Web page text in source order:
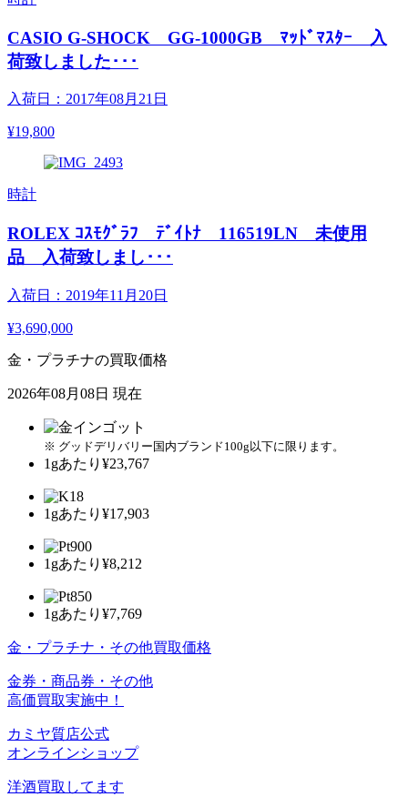
CASIO G-SHOCK GG-1000GB ﾏｯﾄﾞﾏｽﾀｰ 入
荷致しました･･･
入荷日：2017年08月21日
¥19,800
時計
ROLEX ｺｽﾓｸﾞﾗﾌ ﾃﾞｲﾄﾅ 116519LN 未使用
品 入荷致しまし･･･
入荷日：2019年11月20日
¥3,690,000
金・プラチナの買取価格
2026年08月08日 現在
※ グッドデリバリー国内ブランド100g以下に限ります。
1gあたり ¥23,767
1gあたり ¥17,903
1gあたり ¥8,212
1gあたり ¥7,769
金・プラチナ・その他買取価格
金券・商品券・その他
高価買取実施中！
カミヤ質店公式
オンラインショップ
洋酒買取してます